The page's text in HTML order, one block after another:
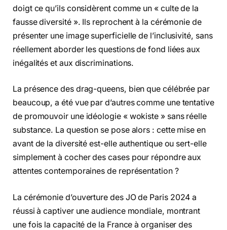
doigt ce qu’ils considèrent comme un « culte de la
fausse diversité ». Ils reprochent à la cérémonie de
présenter une image superficielle de l’inclusivité, sans
réellement aborder les questions de fond liées aux
inégalités et aux discriminations.
La présence des drag-queens, bien que célébrée par
beaucoup, a été vue par d’autres comme une tentative
de promouvoir une idéologie « wokiste » sans réelle
substance. La question se pose alors : cette mise en
avant de la diversité est-elle authentique ou sert-elle
simplement à cocher des cases pour répondre aux
attentes contemporaines de représentation ?
La cérémonie d’ouverture des JO de Paris 2024 a
réussi à captiver une audience mondiale, montrant
une fois la capacité de la France à organiser des